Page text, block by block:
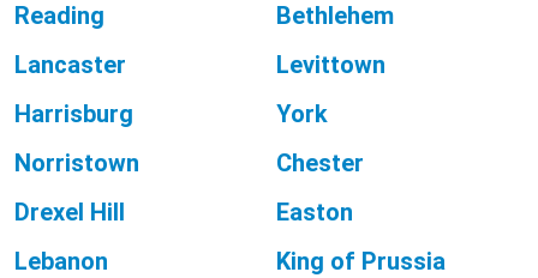
Reading
Bethlehem
Lancaster
Levittown
Harrisburg
York
Norristown
Chester
Drexel Hill
Easton
Lebanon
King of Prussia